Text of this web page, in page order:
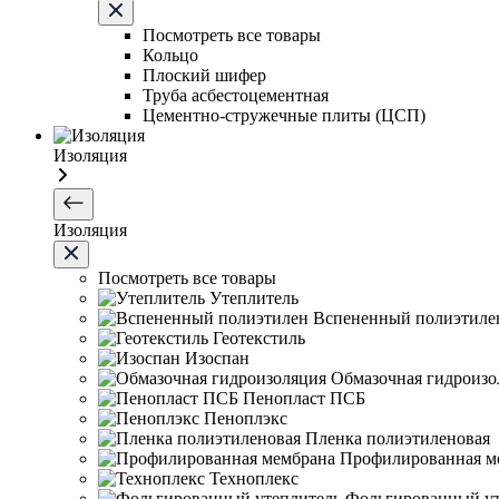
Посмотреть все товары
Кольцо
Плоский шифер
Труба асбестоцементная
Цементно-стружечные плиты (ЦСП)
Изоляция
Изоляция
Посмотреть все товары
Утеплитель
Вспененный
Геотекстиль
Изоспан
Обмазочная
Пенопласт ПСБ
Пеноплэкс
Пленка полиэтиленовая
Профилированная
Техноплекс